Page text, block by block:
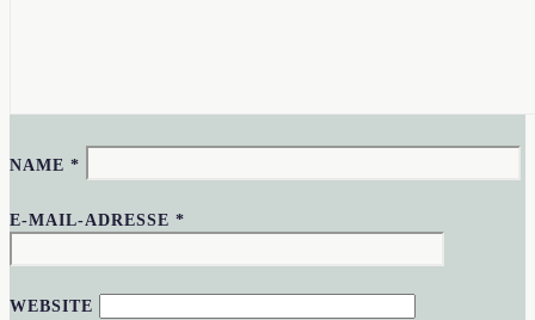
NAME*
E-MAIL-ADRESSE*
WEBSITE